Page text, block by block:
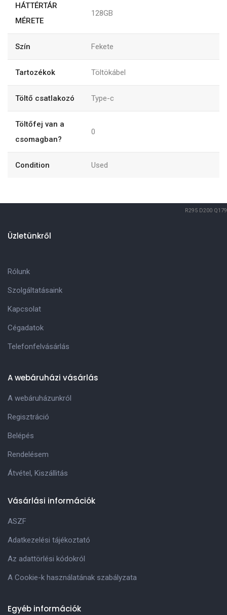
HÁTTÉRTÁR
MÉRETE
128GB
Szín Fekete
Tartozékok Töltökábel
Töltő csatlakozó Type-c
Töltőfej van a
csomagban?
0
Condition Used
R295 D200 Q179
Üzletünkről
Rólunk
Szolgáltatásaink
Kapcsolat
Cégadatok
Telefonfelvásárlás
A webáruházi vásárlás
A webáruházunkról
Regisztráció
Belépés
Rendelésem
Átvétel, Kiszállitás
Vásárlási információk
ASZF
Adatkezelési tájékoztató
Az adattörlési kódokról
A Cookie-k használatának szabályzata
Egyéb információk